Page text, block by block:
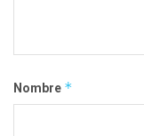
Nombre *